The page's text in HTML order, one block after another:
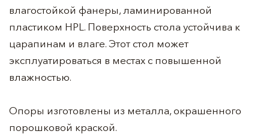
влагостойкой фанеры, ламинированной
пластиком HPL. Поверхность стола устойчива к
царапинам и влаге. Этот стол может
эксплуатироваться в местах с повышенной
влажностью.
Опоры изготовлены из металла, окрашенного
порошковой краской.